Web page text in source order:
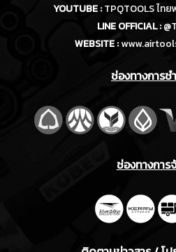
YOUTUBE :TPQTOOLS ไ
LINE OFFICIAL :
WEBSITE :
ช่องทางการช
ช่องทางการ